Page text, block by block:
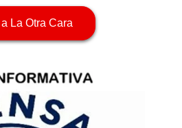
La Otra Cara